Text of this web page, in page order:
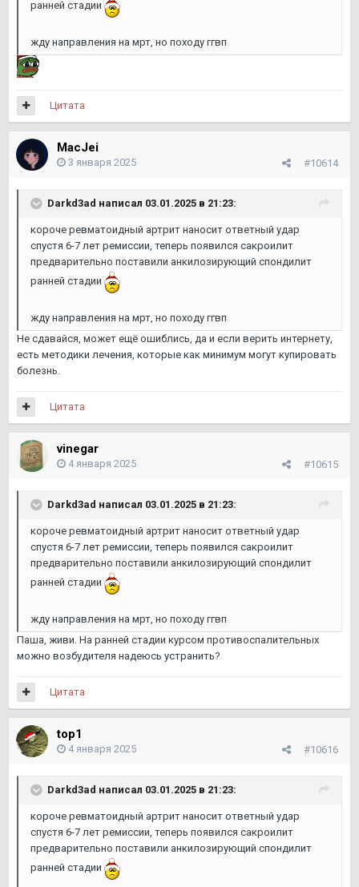
ранней стадии
жду направления на мрт, но походу ггвп
Цитата
MacJei
#10614
3 января 2025
Darkd3ad написал 03.01.2025 в 21:23:
короче ревматоидный артрит наносит ответный удар
спустя 6-7 лет ремиссии, теперь появился сакроилит
предварительно поставили анкилозирующий спондилит
ранней стадии
жду направления на мрт, но походу ггвп
Не сдавайся, может ещё ошиблись, да и если верить интернету,
есть методики лечения, которые как минимум могут купировать
болезнь.
Цитата
vinegar
#10615
4 января 2025
Darkd3ad написал 03.01.2025 в 21:23:
короче ревматоидный артрит наносит ответный удар
спустя 6-7 лет ремиссии, теперь появился сакроилит
предварительно поставили анкилозирующий спондилит
ранней стадии
жду направления на мрт, но походу ггвп
Паша, живи. На ранней стадии курсом противоспалительных
можно возбудителя надеюсь устранить?
Цитата
top1
#10616
4 января 2025
Darkd3ad написал 03.01.2025 в 21:23:
короче ревматоидный артрит наносит ответный удар
спустя 6-7 лет ремиссии, теперь появился сакроилит
предварительно поставили анкилозирующий спондилит
ранней стадии